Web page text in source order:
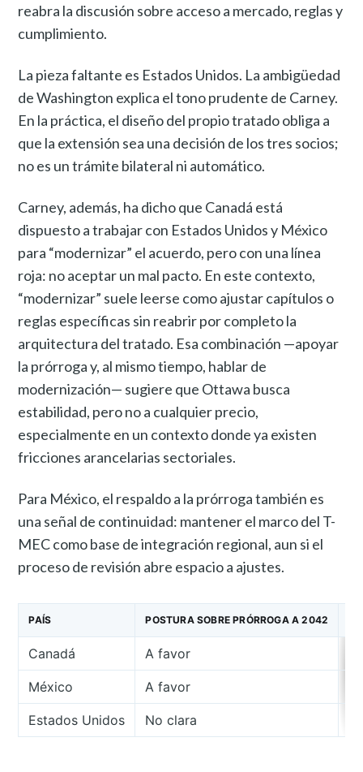
reabra la discusión sobre acceso a mercado, reglas y
cumplimiento.
La pieza faltante es Estados Unidos. La ambigüedad
de Washington explica el tono prudente de Carney.
En la práctica, el diseño del propio tratado obliga a
que la extensión sea una decisión de los tres socios;
no es un trámite bilateral ni automático.
Carney, además, ha dicho que Canadá está
dispuesto a trabajar con Estados Unidos y México
para “modernizar” el acuerdo, pero con una línea
roja: no aceptar un mal pacto. En este contexto,
“modernizar” suele leerse como ajustar capítulos o
reglas específicas sin reabrir por completo la
arquitectura del tratado. Esa combinación —apoyar
la prórroga y, al mismo tiempo, hablar de
modernización— sugiere que Ottawa busca
estabilidad, pero no a cualquier precio,
especialmente en un contexto donde ya existen
fricciones arancelarias sectoriales.
Para México, el respaldo a la prórroga también es
una señal de continuidad: mantener el marco del T-
MEC como base de integración regional, aun si el
proceso de revisión abre espacio a ajustes.
PAÍS POSTURA SOBRE PRÓRROGA A 2042
Canadá A favor
México A favor
Estados Unidos No clara